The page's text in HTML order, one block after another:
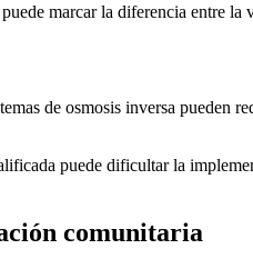
marcar la diferencia entre
de osmosis inversa
puede dificultar la
comunitaria